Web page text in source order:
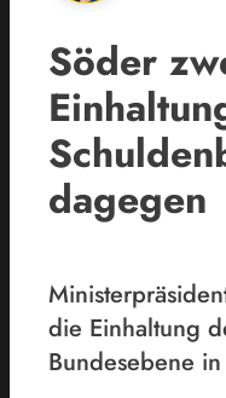
Söder
dagegen
die Einhaltung
Bundesebene